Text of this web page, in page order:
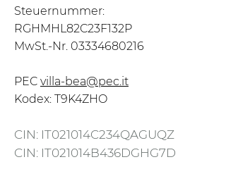
Steuernummer:
RGHMHL82C23F132P
MwSt.-Nr. 03334680216
PEC villa-bea@pec.it
Kodex: T9K4ZHO
CIN: IT021014C234QAGUQZ
CIN: IT021014B436DGHG7D